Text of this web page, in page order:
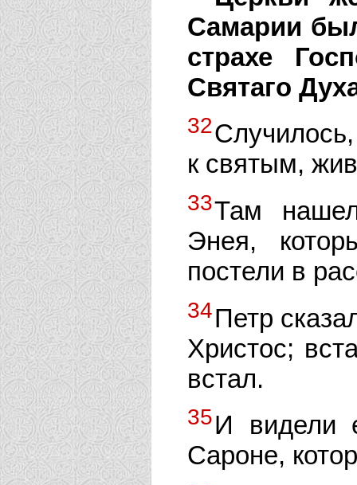
Самарии
страхе
Святаго
32
к святым,
33Там
Энея,
постели в
34Петр
Христос;
встал.
35И видели
Сароне,